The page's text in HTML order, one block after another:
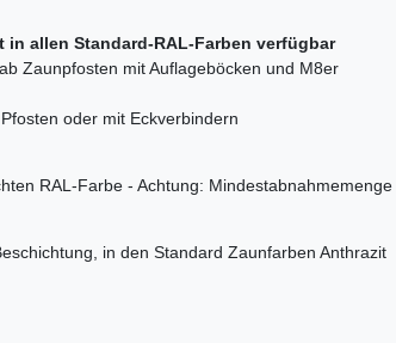
in allen Standard-RAL-Farben verfügbar
Zaunpfosten mit Auflageböcken und M8er
oder mit Eckverbindern
RAL-Farbe - Achtung: Mindestabnahmemenge
in den Standard Zaunfarben Anthrazit